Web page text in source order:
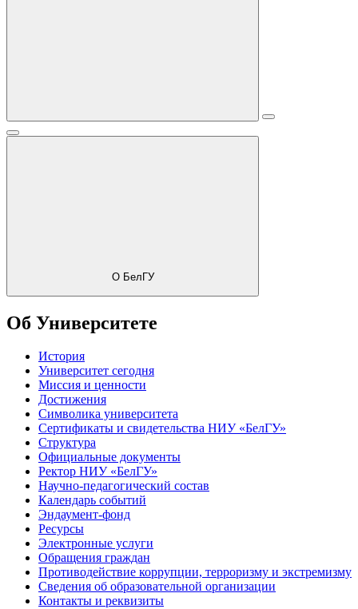
О БелГУ
Об Университете
История
Университет сегодня
Миссия и ценности
Достижения
Символика университета
Сертификаты и свидетельства НИУ «БелГУ»
Структура
Официальные документы
Ректор НИУ «БелГУ»
Научно-педагогический состав
Календарь событий
Эндаумент-фонд
Ресурсы
Электронные услуги
Обращения граждан
Противодействие коррупции, терроризму и экстремизму
Сведения об образовательной организации
Контакты и реквизиты